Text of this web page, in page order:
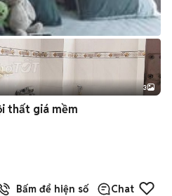
3
Phòng trọ đẹp, đầy đủ nội thất giá mềm
Bấm để hiện số Chat